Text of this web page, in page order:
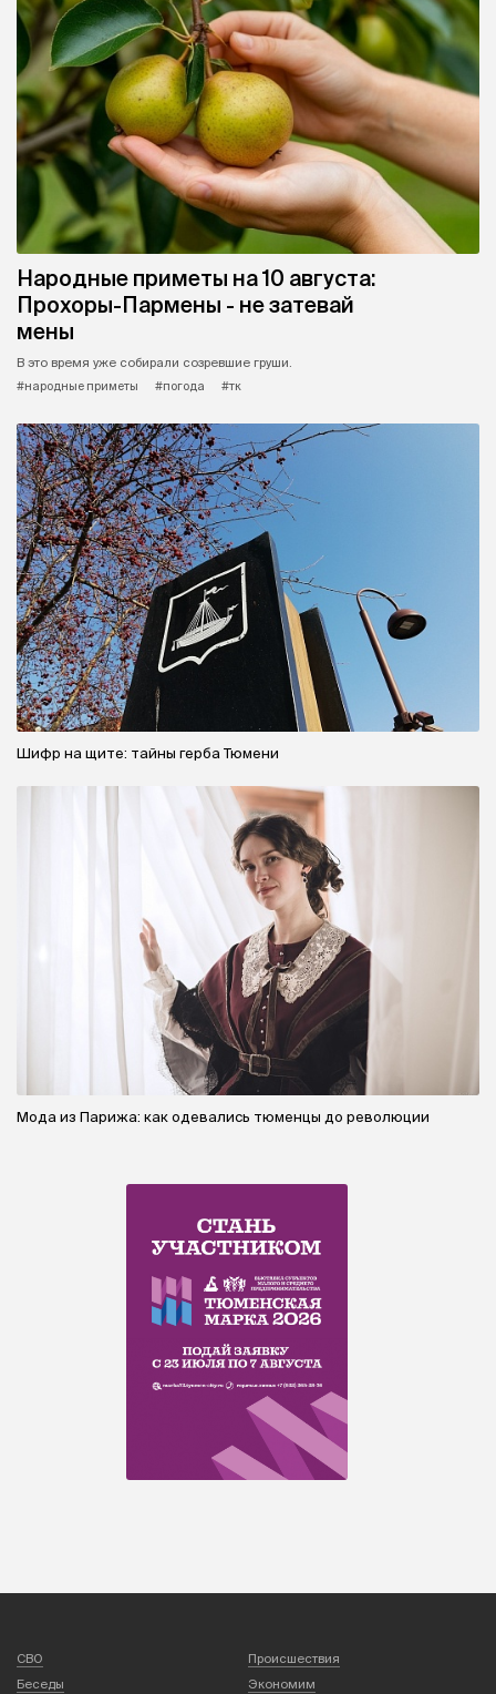
Народные приметы на 10 августа:
Прохоры-Пармены - не затевай
мены
В это время уже собирали созревшие груши.
#народные приметы
#погода #тк
Шифр на щите: тайны герба Тюмени
Мода из Парижа: как одевались тюменцы до революции
СВО
Происшествия
Беседы
Экономим